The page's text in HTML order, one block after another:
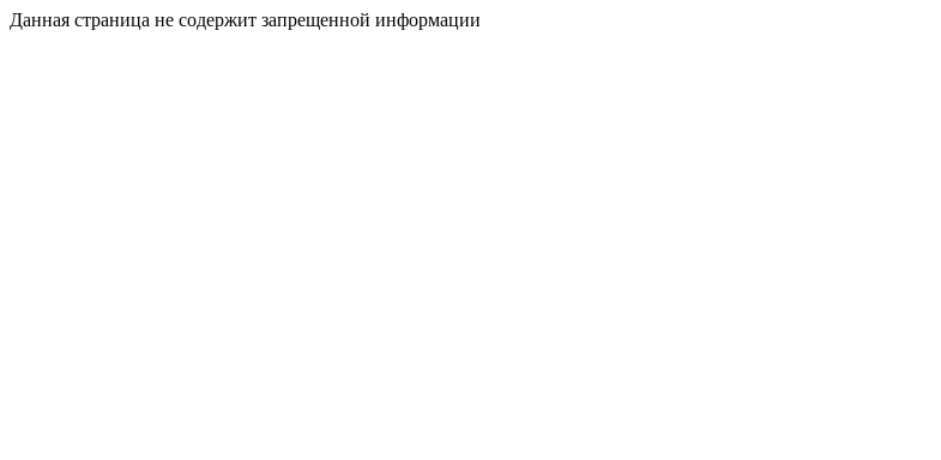
Данная страница не содержит запрещенной информации